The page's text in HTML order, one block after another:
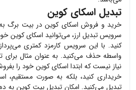
تبدیل اسکای کوین
خرید و فروش اسکای کویندر بیت برگ به
سرویس تبدیل ارز، می‌توانید اسکای کوین
کنید. با این سرویس کارمزد کمتری
واسطه حذف می‌کنید. به عنوان مثال برای
نیاز نیست که ابتدا اسکای کوینخود را
خریداری کنید، بلکه به صورت مستقیم،
تبدیل می‌کنید. امکان تبدیل بیت کوین به